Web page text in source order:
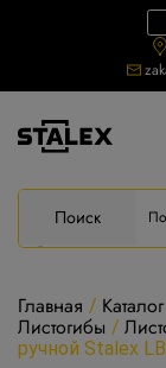
Поиск
Главная / Каталог
Листогибы /
ручной Stalex